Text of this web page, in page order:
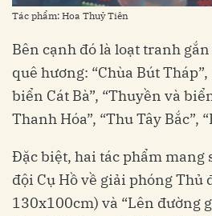
Tác phẩm: Hoa Thuỷ Tiên
Bên cạnh đó là loạt tranh
quê hương: “Chùa Bút Tháp”,
biển Cát Bà”, “Thuyền và
Thanh Hóa”, “Thu Tây Bắc”,
Đặc biệt, hai tác phẩm mang
đội Cụ Hồ về giải phóng Thủ
130x100cm) và “Lên đường